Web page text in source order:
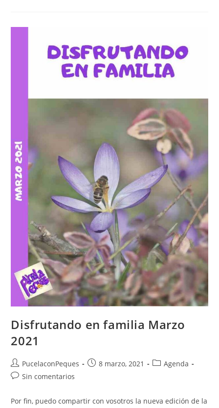
Disfrutando en familia Marzo
2021
PucelaconPeques 8 marzo, 2021
Agenda
Sin comentarios
Por fin, puedo compartir con vosotros la nueva edición de la